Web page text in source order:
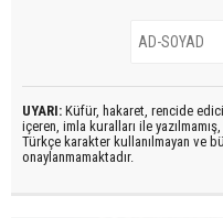
UYARI: Küfür, hakaret, rencide
içeren, imla kuralları ile yazılmamış,
Türkçe karakter kullanılmayan ve
onaylanmamaktadır.